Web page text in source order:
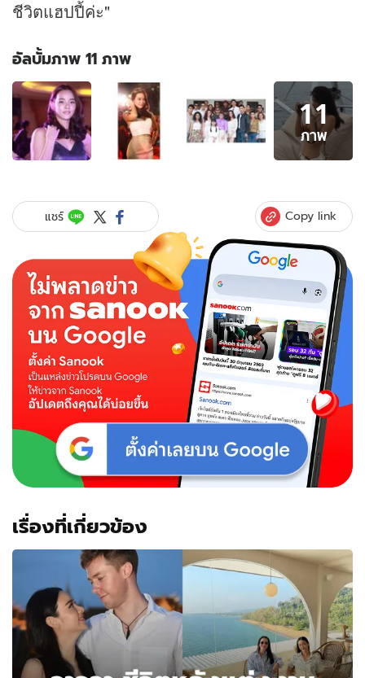
ชีวิตแฮปปี้ค่ะ"
อัลบั้มภาพ 11 ภาพ
อัลบั้ม
11
ภาพ
ของ
ยัง
ไม่รู้!
จัด
รวม
กลุ่ม
แอนตี้
11
ภาพ
แชร์ Copy link
เรื่องที่เกี่ยวข้อง